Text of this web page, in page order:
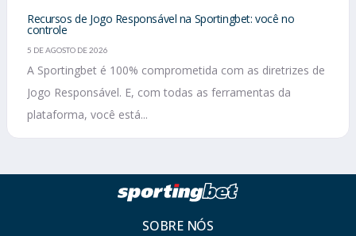
Recursos de Jogo Responsável na Sportingbet: você no
controle
5 DE AGOSTO DE 2026
A Sportingbet é 100% comprometida com as diretrizes de
Jogo Responsável. E, com todas as ferramentas da
plataforma, você está...
SOBRE NÓS